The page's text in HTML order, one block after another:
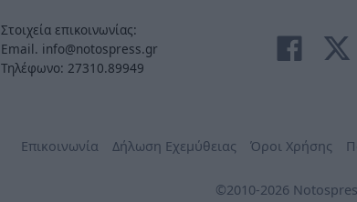
Στοιχεία επικοινωνίας:
Email. info@notospress.gr
Τηλέφωνο: 27310.89949
Επικοινωνία Δήλωση Εχεμύθειας Όροι Χρήσης
©2010-2026